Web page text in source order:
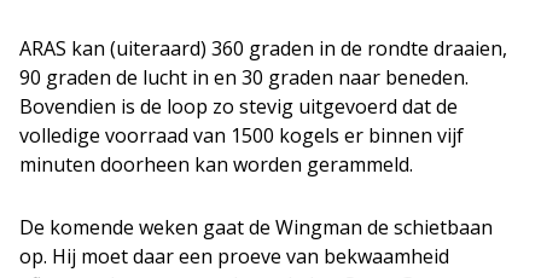
ARAS kan (uiteraard) 360 graden in de rondte draaien,
90 graden de lucht in en 30 graden naar beneden.
Bovendien is de loop zo stevig uitgevoerd dat de
volledige voorraad van 1500 kogels er binnen vijf
minuten doorheen kan worden gerammeld.
De komende weken gaat de Wingman de schietbaan
op. Hij moet daar een proeve van bekwaamheid